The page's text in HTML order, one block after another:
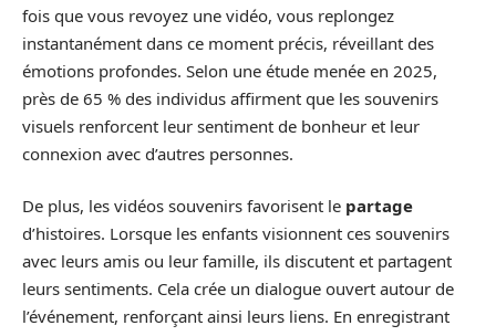
fois que vous revoyez une vidéo, vous replongez
instantanément dans ce moment précis, réveillant des
émotions profondes. Selon une étude menée en 2025,
près de 65 % des individus affirment que les souvenirs
visuels renforcent leur sentiment de bonheur et leur
connexion avec d’autres personnes.
De plus, les vidéos souvenirs favorisent le partage
d’histoires. Lorsque les enfants visionnent ces souvenirs
avec leurs amis ou leur famille, ils discutent et partagent
leurs sentiments. Cela crée un dialogue ouvert autour de
l’événement, renforçant ainsi leurs liens. En enregistrant